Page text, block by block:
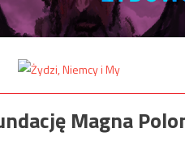
Magna